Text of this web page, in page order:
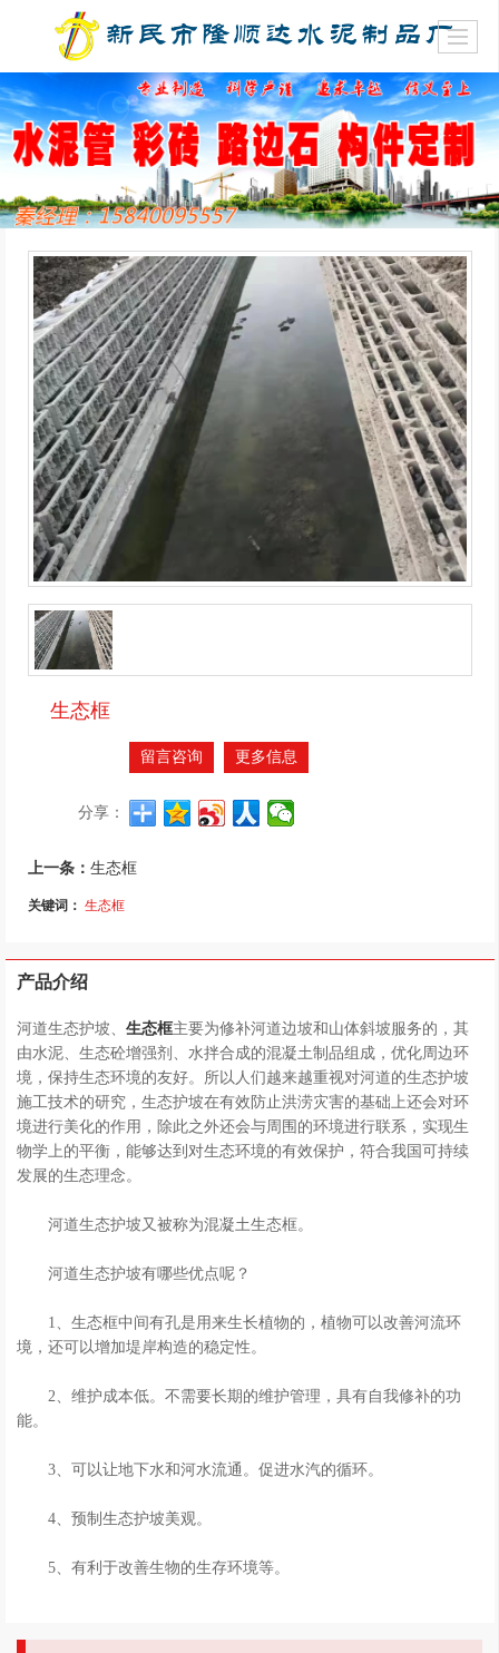
生态框
留言咨询 更多信息
分享：
上一条： 生态框
关键词： 生态框
产品介绍
河道生态护坡、 生态框主要为修补河道边坡和山体斜坡服务的，其
由水泥、生态砼增强剂、水拌合成的混凝土制品组成，优化周边环
境，保持生态环境的友好。所以人们越来越重视对河道的生态护坡
施工技术的研究，生态护坡在有效防止洪涝灾害的基础上还会对环
境进行美化的作用，除此之外还会与周围的环境进行联系，实现生
物学上的平衡，能够达到对生态环境的有效保护，符合我国可持续
发展的生态理念。
河道生态护坡又被称为混凝土生态框。
河道生态护坡有哪些优点呢？
1、生态框中间有孔是用来生长植物的，植物可以改善河流环
境，还可以增加堤岸构造的稳定性。
2、维护成本低。不需要长期的维护管理，具有自我修补的功
能。
3、可以让地下水和河水流通。促进水汽的循环。
4、预制生态护坡美观。
5、有利于改善生物的生存环境等。